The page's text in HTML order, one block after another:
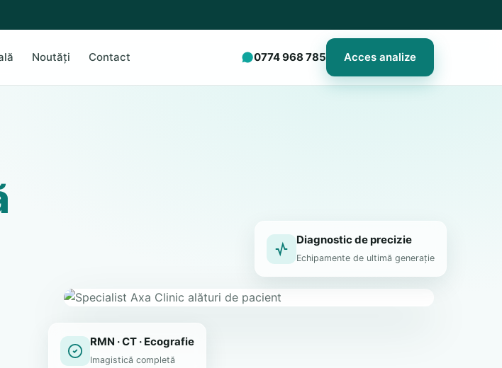
Noutăți Contact 0774 968 785 Acces analize
RMN · CT · Ecografie
Imagistică completă
Diagnostic de precizie
Echipamente de ultimă generație